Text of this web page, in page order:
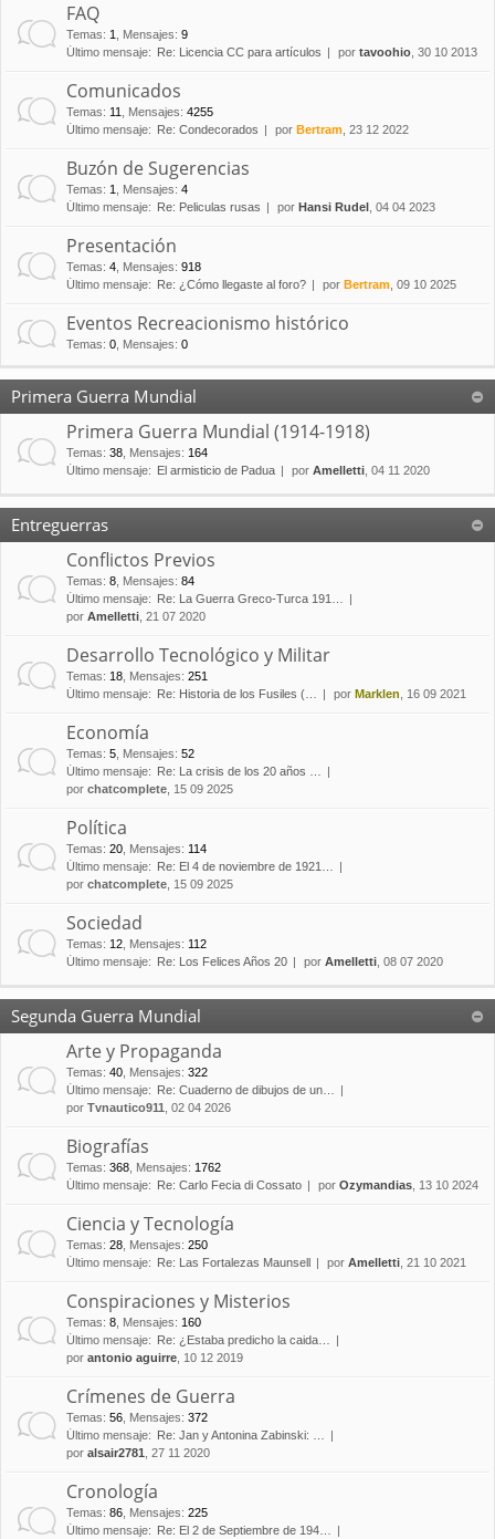
FAQ
Temas: 1 Mensajes: 9
Último mensaje:
Re: Licencia CC para artículos por tavoohio , 30 10 2013
Comunicados
Temas: 11 Mensajes: 4255
Último mensaje:
Re: Condecorados por Bertram , 23 12 2022
Buzón de Sugerencias
Temas: 1 Mensajes: 4
Último mensaje:
Re: Peliculas rusas por Hansi Rudel , 04 04 2023
Presentación
Temas: 4 Mensajes: 918
Último mensaje:
Re: ¿Cómo llegaste al foro? por Bertram , 09 10 2025
Eventos Recreacionismo histórico
Temas: 0 Mensajes: 0
Primera Guerra Mundial
Primera Guerra Mundial (1914-1918)
Temas: 38 Mensajes: 164
Último mensaje:
El armisticio de Padua por Amelletti , 04 11 2020
Entreguerras
Conflictos Previos
Temas: 8 Mensajes: 84
Último mensaje:
Re: La Guerra Greco-Turca 191…
por Amelletti , 21 07 2020
Desarrollo Tecnológico y Militar
Temas: 18 Mensajes: 251
Último mensaje:
Re: Historia de los Fusiles (… por Marklen , 16 09 2021
Economía
Temas: 5 Mensajes: 52
Último mensaje:
Re: La crisis de los 20 años …
por chatcomplete , 15 09 2025
Política
Temas: 20 Mensajes: 114
Último mensaje:
Re: El 4 de noviembre de 1921…
por chatcomplete , 15 09 2025
Sociedad
Temas: 12 Mensajes: 112
Último mensaje:
Re: Los Felices Años 20 por Amelletti , 08 07 2020
Segunda Guerra Mundial
Arte y Propaganda
Temas: 40 Mensajes: 322
Último mensaje:
Re: Cuaderno de dibujos de un…
por Tvnautico911 , 02 04 2026
Biografías
Temas: 368 Mensajes: 1762
Último mensaje:
Re: Carlo Fecia di Cossato por Ozymandias , 13 10 2024
Ciencia y Tecnología
Temas: 28 Mensajes: 250
Último mensaje:
Re: Las Fortalezas Maunsell por Amelletti , 21 10 2021
Conspiraciones y Misterios
Temas: 8 Mensajes: 160
Último mensaje:
Re: ¿Estaba predicho la caida…
por antonio aguirre , 10 12 2019
Crímenes de Guerra
Temas: 56 Mensajes: 372
Último mensaje:
Re: Jan y Antonina Zabinski: …
por alsair2781 , 27 11 2020
Cronología
Temas: 86 Mensajes: 225
Último mensaje:
Re: El 2 de Septiembre de 194…